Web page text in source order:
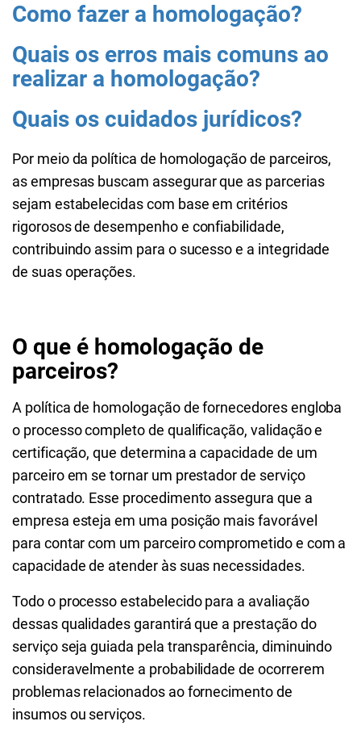
Como fazer a homologação?
Quais os erros mais comuns ao
realizar a homologação?
Quais os cuidados jurídicos?
Por meio da política de homologação de parceiros,
as empresas buscam assegurar que as parcerias
sejam estabelecidas com base em critérios
rigorosos de desempenho e confiabilidade,
contribuindo assim para o sucesso e a integridade
de suas operações.
O que é homologação de
parceiros?
A política de homologação de fornecedores engloba
o processo completo de qualificação, validação e
certificação, que determina a capacidade de um
parceiro em se tornar um prestador de serviço
contratado. Esse procedimento assegura que a
empresa esteja em uma posição mais favorável
para contar com um parceiro comprometido e com a
capacidade de atender às suas necessidades.
Todo o processo estabelecido para a avaliação
dessas qualidades garantirá que a prestação do
serviço seja guiada pela transparência, diminuindo
consideravelmente a probabilidade de ocorrerem
problemas relacionados ao fornecimento de
insumos ou serviços.